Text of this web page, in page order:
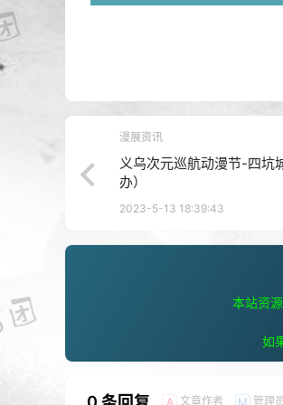
漫展资讯
义乌次元巡航动漫节-四坑
办）
2023-5-13 18:39:43
本站资
如
A 文章作者 M 管理员